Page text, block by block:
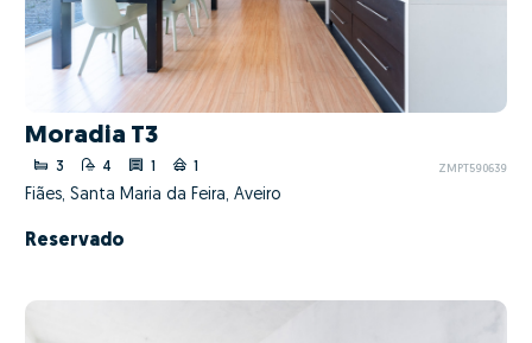
Moradia T3
3 4 ZMPT590639
Fiães, Santa Maria da Feira, Aveiro
Reservado